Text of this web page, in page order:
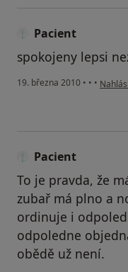
Pacient
spokojeny lepsi
19. března 2010 • • • podle
Pacient
To je pravda, že
zubař má plno a
ordinuje i
odpoledne
obědě už není.